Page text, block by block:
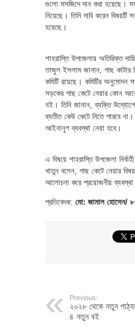
গুলো মসজিদে দান করা হয়েছে।
নিয়েছে। তিনি দাবি করেন
হয়েছে।
শাহরাস্তি উপজেলায় অতিরিক্ত
তাজুল ইসলাম জানান, গাছ কাটার
কমিটি রয়েছে। কমিটির অনুমোদন
সড়কের গাছ কেটে নেয়ার কোন
নই। তিনি জানান, ব্যক্তি
ব্যতীত কেউ কেটে নিতে পারবে
আইনানুগ ব্যবস্থা নেয়া হবে।
এ বিষয়ে শাহরাস্তি উপজেলা
খাতুন বলেন, গাছ কেটে নেয়ার
আলোচনা করে প্রয়োজনীয় ব্যবস্থা
প্রতিবেদক: মো: জামাল হোসেন/
Previous:
২০২৮ থেকে নতুন
৪ নতুন বই